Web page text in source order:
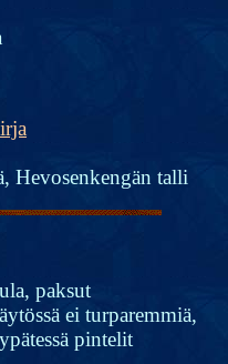
Hevosenkengän talli
paksut
ei turparemmiä,
pintelit